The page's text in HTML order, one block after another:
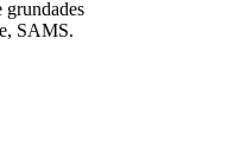
grundades
SAMS.